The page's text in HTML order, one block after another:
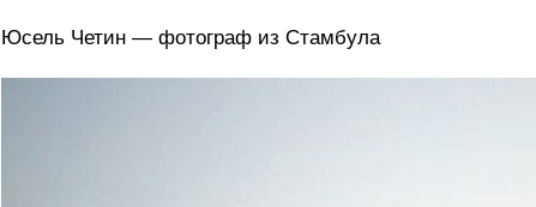
Юсель Четин ― фотограф из Стамбула